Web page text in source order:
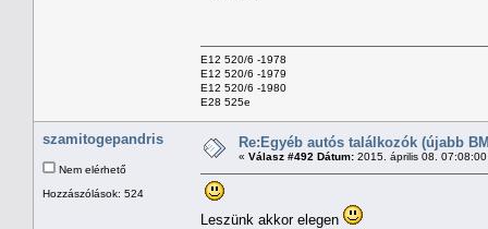
E12 520/6 -1978
E12 520/6 -1979
E12 520/6 -1980
E28 525e
szamitogepandris
Nem elérhető
Hozzászólások: 524
Re:Egyéb autós találkozók (újabb
« Válasz #492 Dátum: 2015. április 08.
Leszünk akkor elegen